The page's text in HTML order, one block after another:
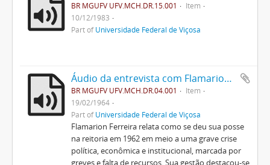
BR MGUFV UFV.MCH.DR.15.001
Item
10/12/1983
Part ofUniversidade Federal de Viçosa
Áudio da entrevista com Flamarion Ferreira
BR MGUFV UFV.MCH.DR.04.001
Item
19/02/1964
Part ofUniversidade Federal de Viçosa
Flamarion Ferreira relata como se deu sua posse
na reitoria em 1962 em meio a uma grave crise
política, econômica e institucional, marcada por
greves e falta de recursos. Sua gestão destacou-se